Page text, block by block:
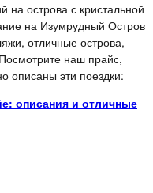
на острова с кристальной
на Изумрудный Остров
отличные острова,
наш прайс,
описаны эти поездки:
описания и отличные